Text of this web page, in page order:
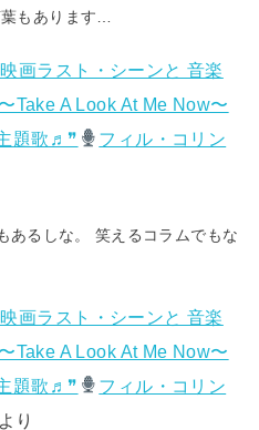
もあります…
画ラスト・シーンと 音楽
Take A Look At Me Now〜
題歌♬❞
フィル・コリン
あるしな。 笑えるコラムでもな
画ラスト・シーンと 音楽
Take A Look At Me Now〜
題歌♬❞
フィル・コリン
より